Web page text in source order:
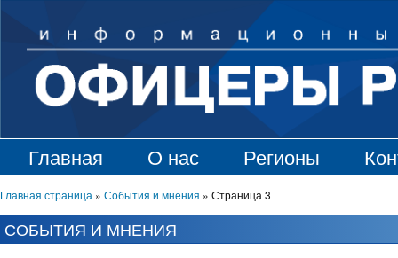
Главная О нас Регионы
Главная страница » События и мнения » Страница 3
СОБЫТИЯ И МНЕНИЯ